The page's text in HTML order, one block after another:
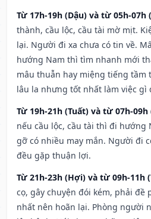
Từ 17h-19h (Dậu) và từ 05h-07h
thành, cầu lộc, cầu tài mờ mịt.
lại. Người đi xa chưa có tin về.
hướng Nam thì tìm nhanh mới
mâu thuẫn hay miệng tiếng tầm
lâu la nhưng tốt nhất làm việc gì
Từ 19h-21h (Tuất) và từ 07h-09h
nếu cầu lộc, cầu tài thì đi hướng
gỡ có nhiều may mắn. Người đi
đều gặp thuận lợi.
Từ 21h-23h (Hợi) và từ 09h-11h
cọ, gây chuyện đói kém, phải
nhất nên hoãn lại. Phòng người